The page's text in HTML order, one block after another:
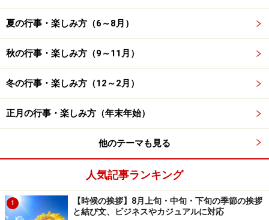
のため、ほかのごみとは別の袋に入れたり、白い紙に包
んだり清酒や塩で清めてからごみ袋に入れたりすると気
【関連記事】
しめ飾り・しめ縄の意味と飾り方 ～いろいろな種
類・向き・飾る場所・時期～
鏡餅とは？ 由来や意味、飾り方・飾る時期
破魔矢とは？ 由来・置き方や方角と向き・処分方法
初詣はいつ行く？ 何日まで？ お参り期間の目安「松
の内」はいつからいつまで？
お正月にすることは？ 正月とは？ 行事由来・過ごし
夏の行事・楽しみ方（6～8月）
秋の行事・楽しみ方（9～11月）
冬の行事・楽しみ方（12～2月）
正月の行事・楽しみ方（年末年始）
他のテーマも見る
人気記事ランキング
1
【時候の挨拶】8月上旬・中旬・下旬の季節の挨拶
と結び文、ビジネスやカジュアルに対応